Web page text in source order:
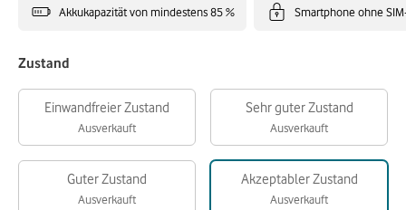
Akkukapazität von mindestens 85 % Smartphone ohne
Zustand
Einwandfreier Zustand
Ausverkauft
Sehr guter Zustand
Ausverkauft
Guter Zustand
Ausverkauft
Akzeptabler Zustand
Ausverkauft